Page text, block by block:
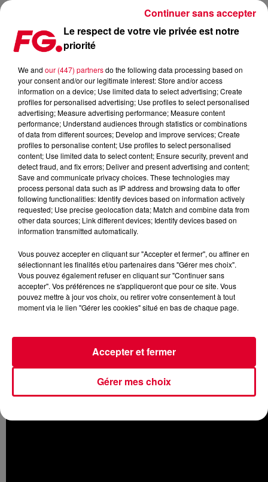
DAVID GUETTA: LE CLIP DE BANG MY HEAD AVEC SIA !
Publié : 10 novembre 2015 à 12h20 par La rédaction
Pour la réédition deListen Againle 27 novembre, le résident
avec un excellent remix et les featurings deSiaet du
. Et on rappelle queDavid Guetta
ajouté une date supplémentaire à Paris à l’Accor Hotels
Arena le 27 janvier 2016.
Le respect de votre vie privée est notre
priorité
We and our (447) partnersdo the following data processing based on
your consent and/or our legitimate interest: Store and/or access
information on a device; Use limited data to select advertising; Create
profiles for personalised advertising; Use profiles to select personalised
advertising; Measure advertising performance; Measure content
performance; Understand audiences through statistics or combinations
of data from different sources; Develop and improve services; Create
profiles to personalise content; Use profiles to select personalised
content; Use limited data to select content; Ensure security, prevent and
detect fraud, and fix errors; Deliver and present advertising and content;
Save and communicate privacy choices. These technologies may
process personal data such as IP address and browsing data to offer
following functionalities: Identify devices based on information actively
requested; Use precise geolocation data; Match and combine data from
other data sources; Link different devices; Identify devices based on
information transmitted automatically.
Vous pouvez accepter en cliquant sur "Accepter et fermer", ou affiner en
sélectionnant les finalités et/ou partenaires dans "Gérer mes choix".
Vous pouvez également refuser en cliquant sur "Continuer sans
accepter". Vos préférences ne s'appliqueront que pour ce site. Vous
pouvez mettre à jour vos choix, ou retirer votre consentement à tout
moment via le lien "Gérer les cookies" situé en bas de chaque page.
Gérer mes choix
Accepter et fermer
Continuer sans accepter